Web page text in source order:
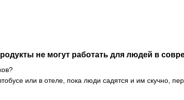
не могут работать для людей в
или в отеле, пока люди садятся и им скучно,